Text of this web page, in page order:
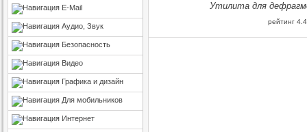
E-Mail
Аудио, Звук
Безопасность
Видео
Графика и дизайн
Для мобильников
Интернет
Утилита для
рейтинг 4.4